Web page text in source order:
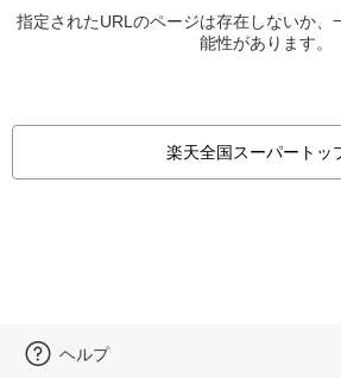
指定されたURLのページは存在しないか、
能性があります。
楽天全国スーパートッ
ヘルプ